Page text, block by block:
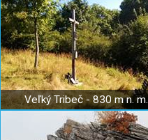
Veľký Tribeč - 830 m n. m.